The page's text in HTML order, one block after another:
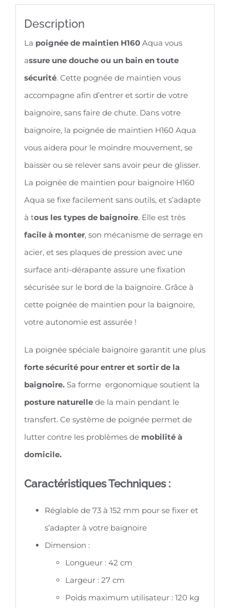
Description
La poignée de maintien H160Aqua vous
assure une douche ou un bain en toute
sécurité. Cette pognée de maintien vous
accompagne afin d’entrer et sortir de votre
baignoire, sans faire de chute. Dans votre
baignoire, la poignée de maintien H160 Aqua
vous aidera pour le moindre mouvement, se
baisser ou se relever sans avoir peur de glisser.
La poignée de maintien pour baignoire H160
Aqua se fixe facilement sans outils, et s’adapte
à tous les types de baignoire. Elle est très
facile à monter, son mécanisme de serrage en
acier, et ses plaques de pression avec une
surface anti-dérapante assure une fixation
sécurisée sur le bord de la baignoire. Grâce à
cette poignée de maintien pour la baignoire,
votre autonomie est assurée !
La poignée spéciale baignoire garantit une plus
forte sécurité pour entrer et sortir de la
baignoire.Sa forme ergonomique soutient la
posture naturellede la main pendant le
transfert. Ce système de poignée permet de
lutter contre les problèmes de mobilité à
domicile.
Caractéristiques Techniques :
Réglable de 73 à 152 mm pour se fixer et
s’adapter à votre baignoire
Dimension :
Longueur : 42 cm
Largeur : 27 cm
Poids maximum utilisateur : 120 kg